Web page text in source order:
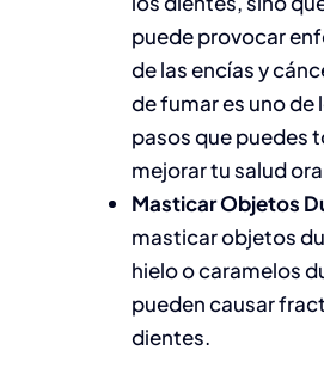
puede provocar
de las encías y
de fumar es uno de
pasos que puedes
mejorar tu salud
Masticar Objetos
masticar objetos
hielo o caramelos
pueden causar
dientes.